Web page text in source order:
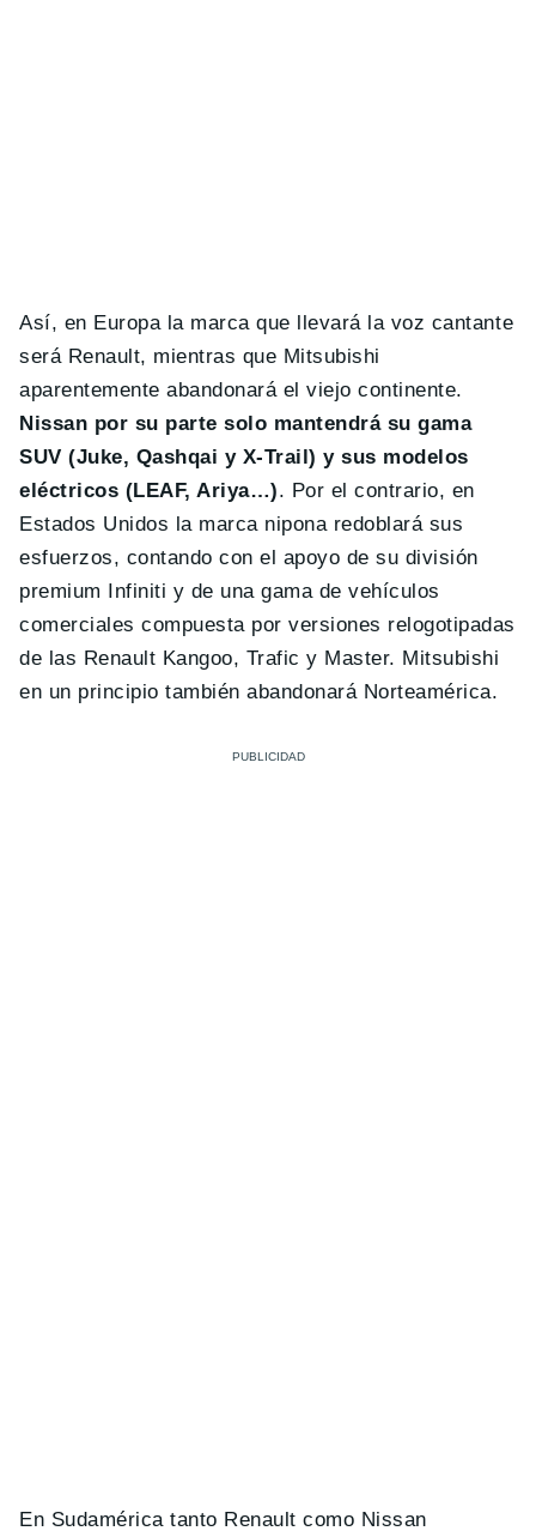
Así, en Europa la marca que llevará la voz cantante
será Renault, mientras que Mitsubishi
aparentemente abandonará el viejo continente.
Nissan por su parte solo mantendrá su gama
SUV (Juke, Qashqai y X-Trail) y sus modelos
eléctricos (LEAF, Ariya…). Por el contrario, en
Estados Unidos la marca nipona redoblará sus
esfuerzos, contando con el apoyo de su división
premium Infiniti y de una gama de vehículos
comerciales compuesta por versiones relogotipadas
de las Renault Kangoo, Trafic y Master. Mitsubishi
en un principio también abandonará Norteamérica.
En Sudamérica tanto Renault como Nissan